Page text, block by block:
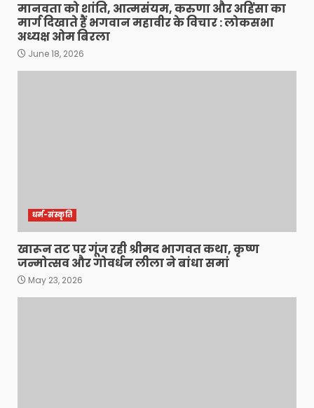
मानवता को शांति, आत्मसंयम, करुणा और अहिंसा का
मार्ग दिखाते हैं भगवान महावीर के विचार : लोकसभा
अध्यक्ष ओम बिरला
June 18, 2026
धर्म-संस्कृति
खारून तट पर गूंज रही श्रीमद भागवत कथा, कृष्ण
जन्मोत्सव और गोवर्धन लीला ने बांधा समां
May 23, 2026